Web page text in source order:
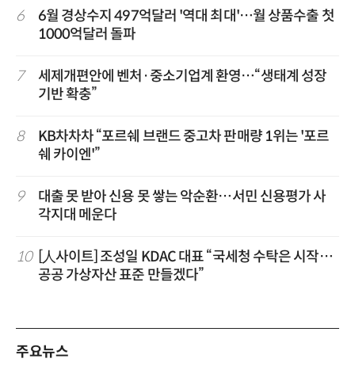
6
6월 경상수지 497억달러 '역대 최대'…월 상품수출 첫
1000억달러 돌파
7
세제개편안에 벤처·중소기업계 환영…“생태계 성장
기반 확충”
8
KB차차차 “포르쉐 브랜드 중고차 판매량 1위는 '포르
쉐 카이엔'”
9
대출 못 받아 신용 못 쌓는 악순환…서민 신용평가 사
각지대 메운다
10
[人사이트] 조성일 KDAC 대표 “국세청 수탁은 시작…
공공 가상자산 표준 만들겠다”
주요뉴스